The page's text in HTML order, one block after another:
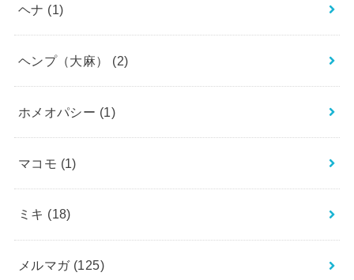
ヘナ (1)
ヘンプ（大麻） (2)
ホメオパシー (1)
マコモ (1)
ミキ (18)
メルマガ (125)